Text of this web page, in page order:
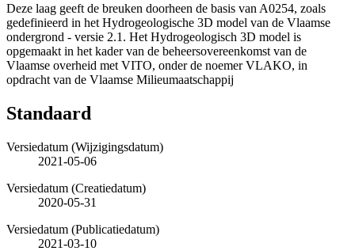
Deze laag geeft de breuken doorheen de basis van A0254, zoals
gedefinieerd in het Hydrogeologische 3D model van de Vlaamse
ondergrond - versie 2.1. Het Hydrogeologisch 3D model is
opgemaakt in het kader van de beheersovereenkomst van de
Vlaamse overheid met VITO, onder de noemer VLAKO, in
opdracht van de Vlaamse Milieumaatschappij
Standaard
Versiedatum (Wijzigingsdatum)
2021-05-06
Versiedatum (Creatiedatum)
2020-05-31
Versiedatum (Publicatiedatum)
2021-03-10